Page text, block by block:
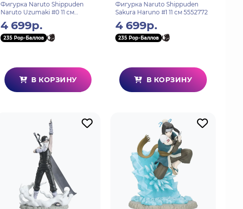
Фигурка Naruto Shippuden
Naruto Uzumaki #0 11 см
552888
4 699р.
235 Pop-Баллов
В КОРЗИНУ
Фигурка Naruto Shippuden
Sakura Haruno #1 11 см 5552772
4 699р.
235 Pop-Баллов
В КОРЗИНУ